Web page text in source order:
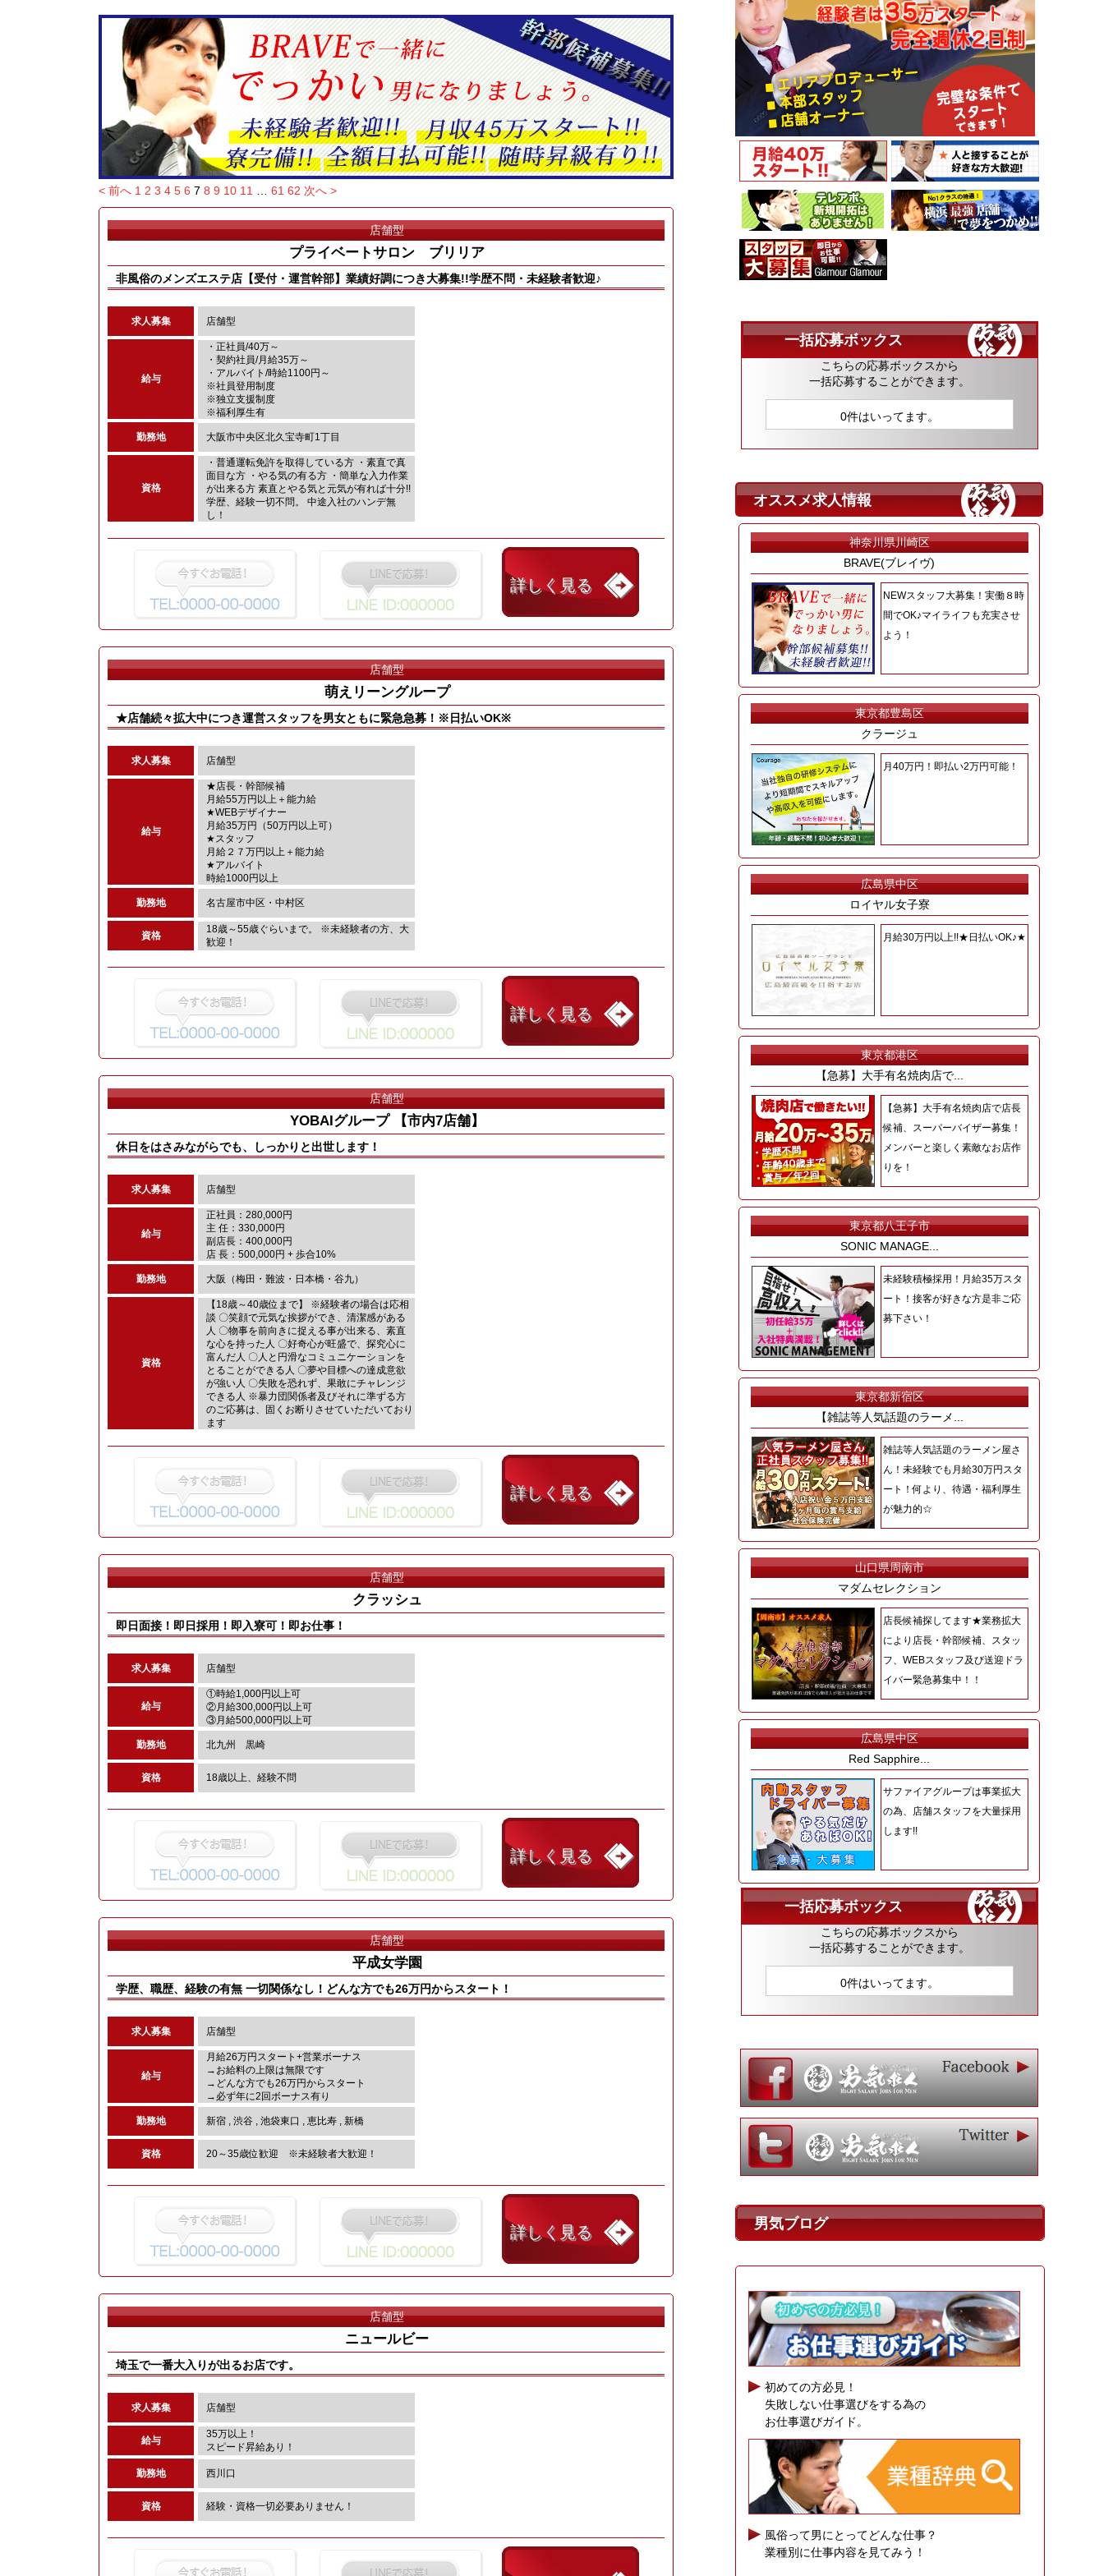
一括応募ボックス
こちらの応募ボックスから
一括応募することができます。
0件はいってます。
オススメ求人情報
神奈川県川崎区
BRAVE(ブレイヴ)
NEWスタッフ大募集！実働８時
間でOK♪マイライフも充実させ
よう！
東京都豊島区
クラージュ
月40万円！即払い2万円可能！
広島県中区
ロイヤル女子寮
月給30万円以上!!★日払いOK♪★
東京都港区
【急募】大手有名焼肉店で...
【急募】大手有名焼肉店で店長
候補、スーパーバイザー募集！
メンバーと楽しく素敵なお店作
りを！
東京都八王子市
SONIC MANAGE...
未経験積極採用！月給35万スタ
ート！接客が好きな方是非ご応
募下さい！
東京都新宿区
【雑誌等人気話題のラーメ...
雑誌等人気話題のラーメン屋さ
ん！未経験でも月給30万円スタ
ート！何より、待遇・福利厚生
が魅力的☆
山口県周南市
マダムセレクション
店長候補探してます★業務拡大
により店長・幹部候補、スタッ
フ、WEBスタッフ及び送迎ドラ
イバー緊急募集中！！
広島県中区
Red Sapphire...
サファイアグループは事業拡大
の為、店舗スタッフを大量採用
します!!
一括応募ボックス
こちらの応募ボックスから
一括応募することができます。
0件はいってます。
男気ブログ
初めての方必見！
失敗しない仕事選びをする為の
お仕事選びガイド。
風俗って男にとってどんな仕事？
業種別に仕事内容を見てみう！
< 前へ 1 2 3 4 5 6 7 8 9 10 11 61 62 次へ >
店舗型
プライベートサロン ブリリア
非風俗のメンズエステ店【受付・運営幹部】業績好調につき大募集!!学歴不問・未経験者歓迎♪
求人募集 店舗型
給与
・正社員/40万～
・契約社員/月給35万～
・アルバイト/時給1100円～
※社員登用制度
※独立支援制度
※福利厚生有
勤務地 大阪市中央区北久宝寺町1丁目
資格
・普通運転免許を取得している方 ・素直で真
面目な方 ・やる気の有る方 ・簡単な入力作業
が出来る方 素直とやる気と元気が有れば十分!!
学歴、経験一切不問。 中途入社のハンデ無
し！
詳しく見る
店舗型
萌えリーングループ
★店舗続々拡大中につき運営スタッフを男女ともに緊急急募！※日払いOK※
求人募集 店舗型
給与
★店長・幹部候補
月給55万円以上＋能力給
★WEBデザイナー
月給35万円（50万円以上可）
★スタッフ
月給２７万円以上＋能力給
★アルバイト
時給1000円以上
勤務地 名古屋市中区・中村区
資格
18歳～55歳ぐらいまで。 ※未経験者の方、大
歓迎！
詳しく見る
店舗型
YOBAIグループ 【市内7店舗】
休日をはさみながらでも、しっかりと出世します！
求人募集 店舗型
給与
正社員：280,000円
主 任：330,000円
副店長：400,000円
店 長：500,000円 + 歩合10%
勤務地 大阪（梅田・難波・日本橋・谷九）
資格
【18歳～40歳位まで】 ※経験者の場合は応相
談 〇笑顔で元気な挨拶ができ、清潔感がある
人 〇物事を前向きに捉える事が出来る、素直
な心を持った人 〇好奇心が旺盛で、探究心に
富んだ人 〇人と円滑なコミュニケーションを
とることができる人 〇夢や目標への達成意欲
が強い人 〇失敗を恐れず、果敢にチャレンジ
できる人 ※暴力団関係者及びそれに準ずる方
のご応募は、固くお断りさせていただいており
ます
詳しく見る
店舗型
クラッシュ
即日面接！即日採用！即入寮可！即お仕事！
求人募集 店舗型
給与
①時給1,000円以上可
②月給300,000円以上可
③月給500,000円以上可
勤務地 北九州 黒崎
資格 18歳以上、経験不問
詳しく見る
店舗型
平成女学園
学歴、職歴、経験の有無 一切関係なし！どんな方でも26万円からスタート！
求人募集 店舗型
給与
月給26万円スタート+営業ボーナス
→お給料の上限は無限です
→どんな方でも26万円からスタート
→必ず年に2回ボーナス有り
勤務地 新宿 , 渋谷 , 池袋東口 , 恵比寿 , 新橋
資格 20～35歳位歓迎 ※未経験者大歓迎！
詳しく見る
店舗型
ニュールビー
埼玉で一番大入りが出るお店です。
求人募集 店舗型
給与
35万以上！
スピード昇給あり！
勤務地 西川口
資格 経験・資格一切必要ありません！